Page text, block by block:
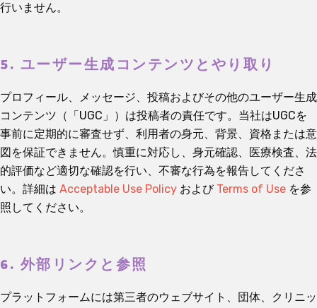
行いません。
5. ユーザー生成コンテンツとやり取り
プロフィール、メッセージ、投稿およびその他のユーザー生成
コンテンツ（「UGC」）は投稿者の責任です。当社はUGCを
事前に定期的に審査せず、利用者の身元、背景、資格または意
図を保証できません。慎重に対応し、身元確認、医療検査、法
的評価など適切な確認を行い、不審な行為を報告してくださ
い。詳細は Acceptable Use Policy および Terms of Use を参
照してください。
6. 外部リンクと参照
プラットフォームには第三者のウェブサイト、団体、クリニッ